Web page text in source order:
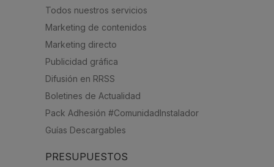
Todos nuestros servicios
Marketing de contenidos
Marketing directo
Publicidad gráfica
Difusión en RRSS
Boletines de Actualidad
Pack Adhesión #ComunidadInstalador
Guías Descargables
PRESUPUESTOS